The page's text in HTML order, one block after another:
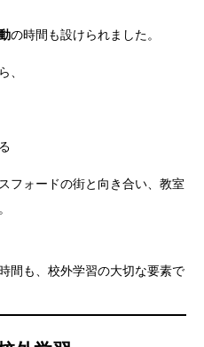
の時間も設けられました。
、
フォードの街と向き合い、教室
間も、校外学習の大切な要素で